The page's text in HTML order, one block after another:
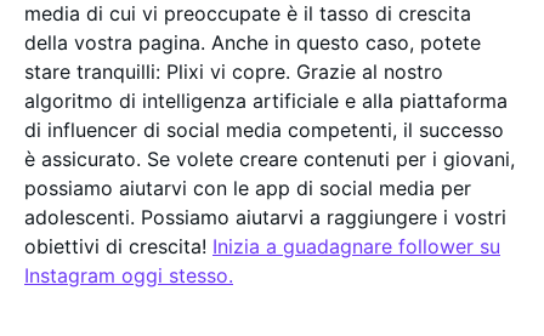
media di cui vi preoccupate è il tasso di crescita
della vostra pagina. Anche in questo caso, potete
stare tranquilli: Plixi vi copre. Grazie al nostro
algoritmo di intelligenza artificiale e alla piattaforma
di influencer di social media competenti, il successo
è assicurato. Se volete creare contenuti per i giovani,
possiamo aiutarvi con le app di social media per
adolescenti. Possiamo aiutarvi a raggiungere i vostri
obiettivi di crescita! Inizia a guadagnare follower su
Instagram oggi stesso.